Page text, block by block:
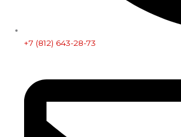
+7 (812) 643-28-73